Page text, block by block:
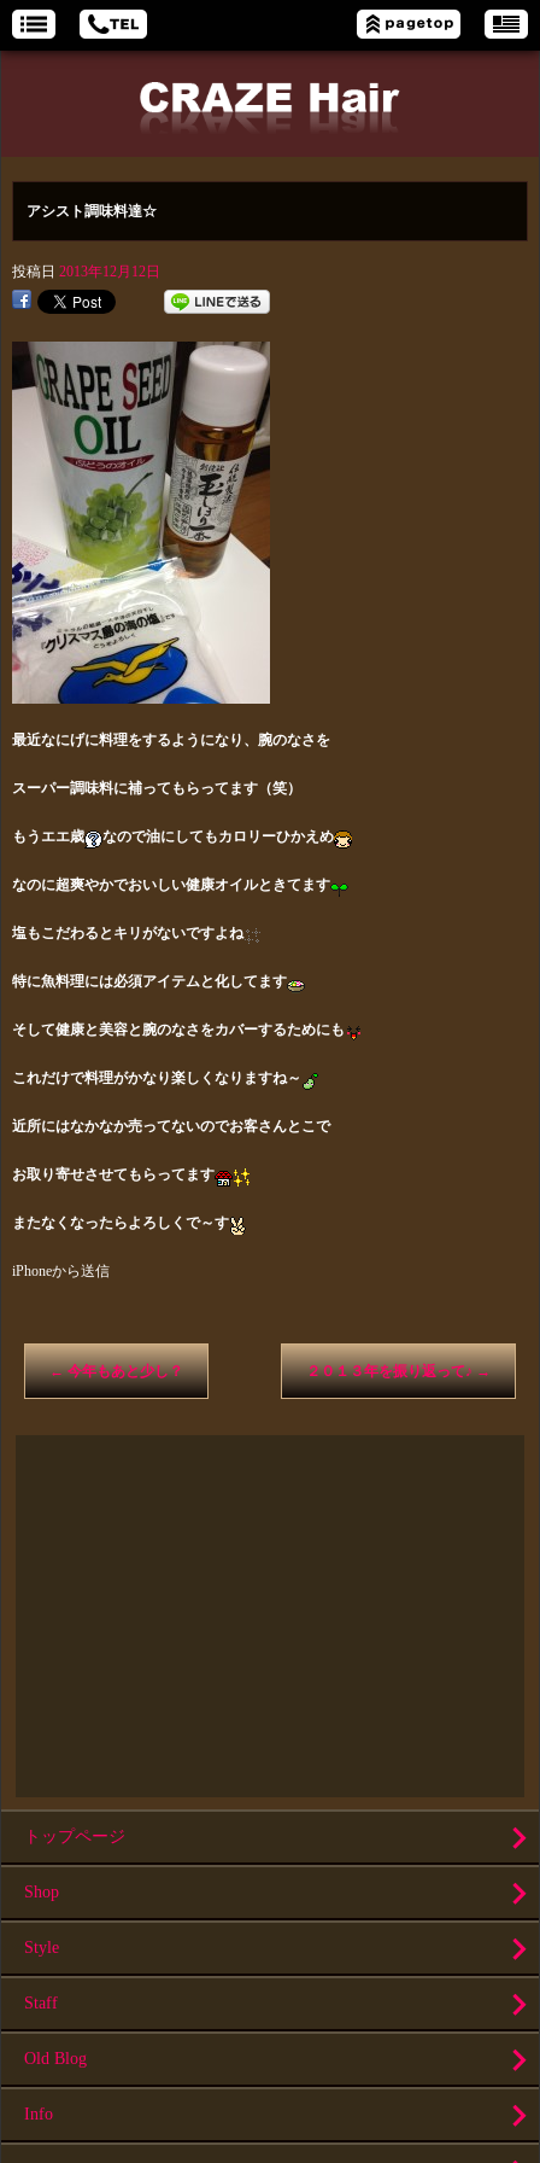
アシスト調味料達☆
投稿日 2013年12月12日
最近なにげに料理をするようになり、腕のなさを
スーパー調味料に補ってもらってます（笑）
もうエエ歳 なので油にしてもカロリーひかえめ
なのに超爽やかでおいしい健康オイルときてます
塩もこだわるとキリがないですよね
特に魚料理には必須アイテムと化してます
そして健康と美容と腕のなさをカバーするためにも
これだけで料理がかなり楽しくなりますね～
近所にはなかなか売ってないのでお客さんとこで
お取り寄せさせてもらって ます
またなくなったらよろしくで～す
iPhoneから送信
←今年もあと少し？ ２０１３年を振り返って♪→
トップページ
Shop
Style
Staff
Old Blog
Info